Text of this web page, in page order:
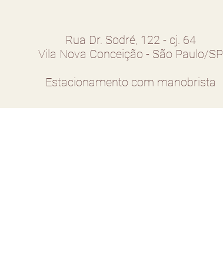
Rua Dr. Sodré, 122 - cj. 64
​Vila Nova Conceição - São Paulo/SP
Estacionamento com manobrista